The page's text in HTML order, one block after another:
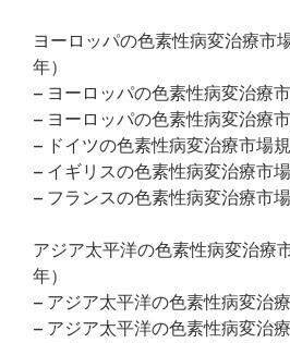
ヨーロッパの色素性病変治療
年）
– ヨーロッパの色素性病変治療
– ヨーロッパの色素性病変治療
– ドイツの色素性病変治療市場
– イギリスの色素性病変治療市
– フランスの色素性病変治療市
アジア太平洋の色素性病変治
年）
– アジア太平洋の色素性病変治
– アジア太平洋の色素性病変治